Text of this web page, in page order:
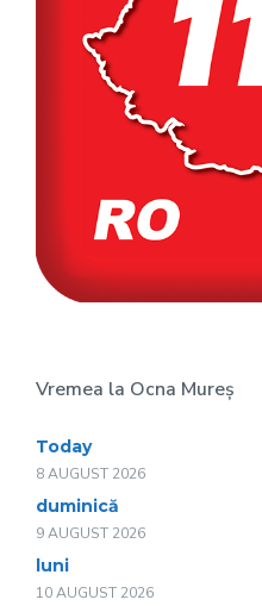
Vremea la Ocna Mureș
Today
8 AUGUST 2026
duminică
9 AUGUST 2026
luni
10 AUGUST 2026